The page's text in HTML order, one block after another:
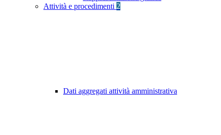
Attività e procedimenti 2
Dati aggregati attività amministrativa